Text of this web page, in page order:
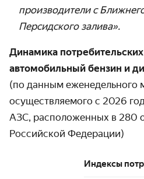
производители с
Персидского залива».
Динамика
автомобильный бензин и
(по данным еженедельного
осуществляемого с 2026
АЗС, расположенных в 280
Российской Федерации)
Индексы